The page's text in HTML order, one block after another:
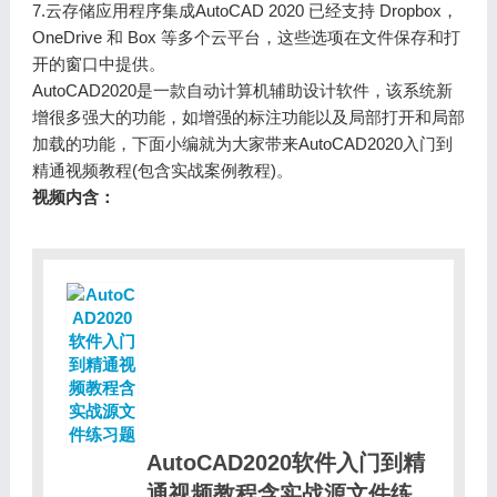
7.云存储应用程序集成AutoCAD 2020 已经支持 Dropbox，
OneDrive 和 Box 等多个云平台，这些选项在文件保存和打
开的窗口中提供。
AutoCAD2020是一款自动计算机辅助设计软件，该系统新
增很多强大的功能，如增强的标注功能以及局部打开和局部
加载的功能，下面小编就为大家带来AutoCAD2020入门到
精通视频教程(包含实战案例教程)。
视频内含：
AutoCAD2020软件入门到精